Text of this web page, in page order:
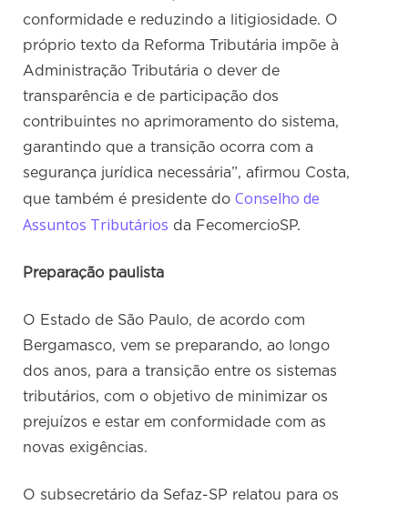
conformidade e reduzindo a litigiosidade. O
próprio texto da Reforma Tributária impõe à
Administração Tributária o dever de
transparência e de participação dos
contribuintes no aprimoramento do sistema,
garantindo que a transição ocorra com a
segurança jurídica necessária”, afirmou Costa,
que também é presidente doConselho de
Assuntos Tributários da FecomercioSP.
Preparação paulista
O Estado de São Paulo, de acordo com
Bergamasco, vem se preparando, ao longo
dos anos, para a transição entre os sistemas
tributários, com o objetivo de minimizar os
prejuízos e estar em conformidade com as
novas exigências.
O subsecretário da Sefaz-SP relatou para os